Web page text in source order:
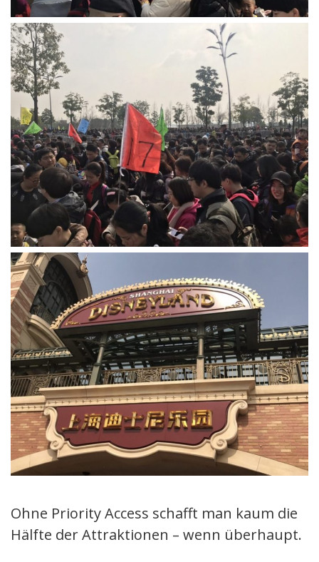
Ohne Priority Access schafft man kaum die
Hälfte der Attraktionen – wenn überhaupt.